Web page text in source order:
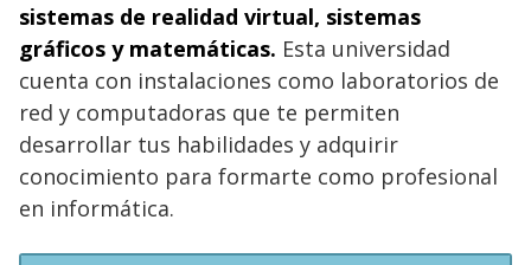
sistemas de realidad virtual, sistemas
gráficos y matemáticas. Esta universidad
cuenta con instalaciones como laboratorios de
red y computadoras que te permiten
desarrollar tus habilidades y adquirir
conocimiento para formarte como profesional
en informática.